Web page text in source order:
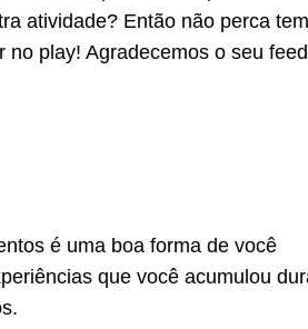
atividade? Então não perca
play! Agradecemos o seu
é uma boa forma de você
que você acumulou